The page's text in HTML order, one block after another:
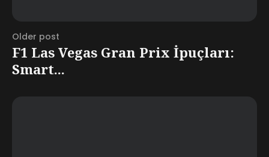
Older post
F1 Las Vegas Gran Prix İpuçları:
Smart...